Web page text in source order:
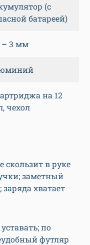
(с
батареей)
– 3 мм
на 12
чехол
скользит в руке
заметный
хватает
по
футляр